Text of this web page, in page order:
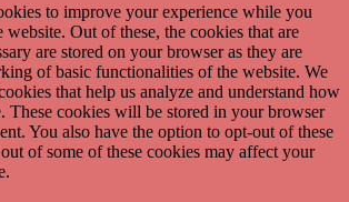
to improve your experience while you
website. Out of these, the cookies that are
are stored on your browser as they are
of basic functionalities of the website. We
that help us analyze and understand how
These cookies will be stored in your browser
You also have the option to opt-out of these
of some of these cookies may affect your